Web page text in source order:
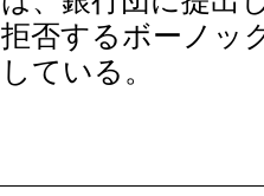
拒否するボーノッ
している。